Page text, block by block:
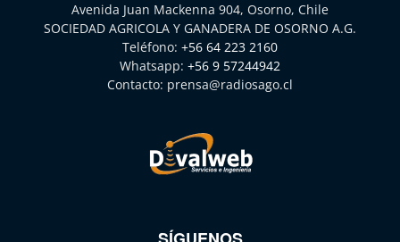
Avenida Juan Mackenna 904, Osorno, Chile
SOCIEDAD AGRICOLA Y GANADERA DE OSORNO A.G.
Teléfono: +56 64 223 2160
Whatsapp: +56 9 57244942
Contacto: prensa@radiosago.cl